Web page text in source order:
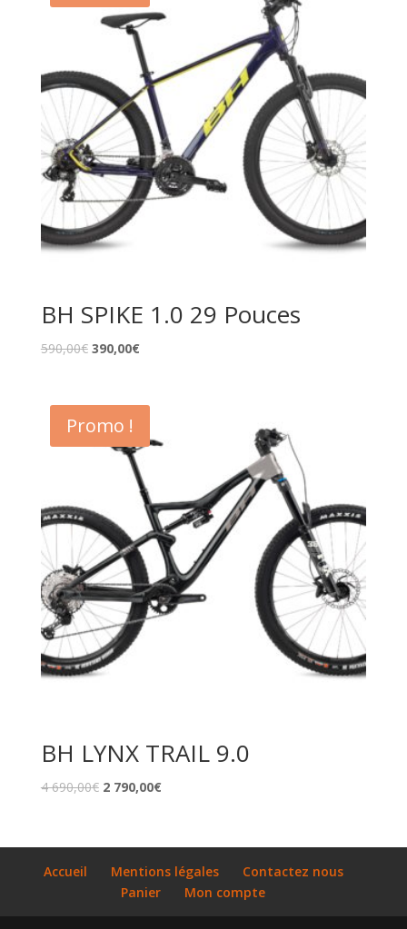
BH SPIKE 1.0 29 Pouces
590,00€ 390,00€
Promo !
BH LYNX TRAIL 9.0
4 690,00€ 2 790,00€
Accueil Mentions légales
Contactez nous
Panier
Mon compte